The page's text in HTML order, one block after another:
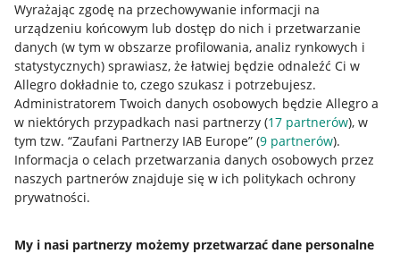
Wyrażając zgodę na przechowywanie informacji na
urządzeniu końcowym lub dostęp do nich i przetwarzanie
danych (w tym w obszarze profilowania, analiz rynkowych i
statystycznych) sprawiasz, że łatwiej będzie odnaleźć Ci w
Allegro dokładnie to, czego szukasz i potrzebujesz.
Administratorem Twoich danych osobowych będzie Allegro a
w niektórych przypadkach nasi partnerzy (17 partnerów), w
tym tzw. “Zaufani Partnerzy IAB Europe” (9 partnerów).
Informacja o celach przetwarzania danych osobowych przez
naszych partnerów znajduje się w ich politykach ochrony
prywatności.
My i nasi partnerzy możemy przetwarzać dane personalne
Przydatne informacje
Jak to działa